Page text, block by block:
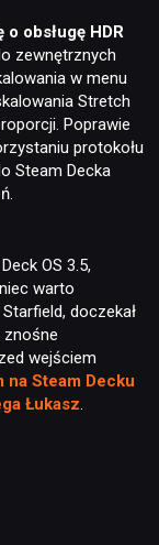
obsługę HDR
zewnętrznych
w menu
Stretch
Poprawie
protokołu
Steam Decka
OS 3.5,
warto
doczekał
znośne
wejściem
na Steam Decku
Łukasz.